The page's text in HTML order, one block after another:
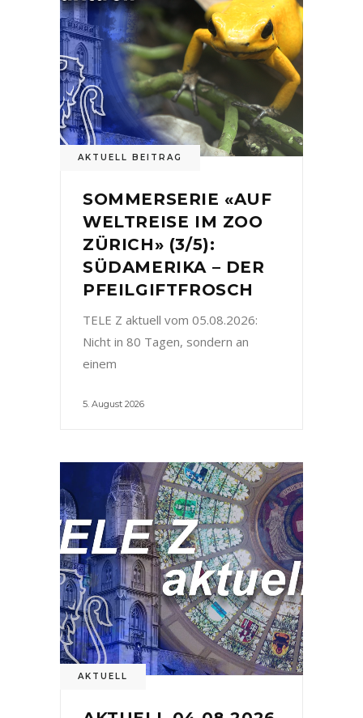
AKTUELL BEITRAG
SOMMERSERIE «AUF
WELTREISE IM ZOO
ZÜRICH» (3/5):
SÜDAMERIKA – DER
PFEILGIFTFROSCH
TELE Z aktuell vom 05.08.2026:
Nicht in 80 Tagen, sondern an
einem
5. August 2026
AKTUELL